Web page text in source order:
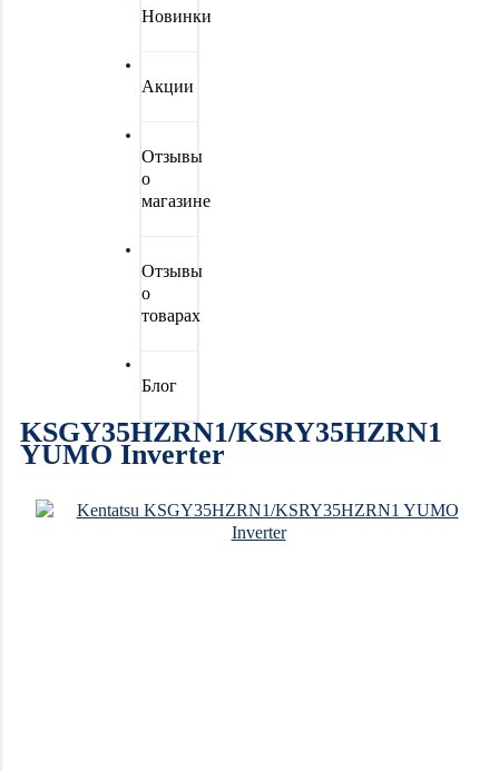
Новинки
Акции
Отзывы
о
магазине
Отзывы
о
товарах
Блог
KSGY35HZRN1/KSRY35HZRN1
YUMO Inverter